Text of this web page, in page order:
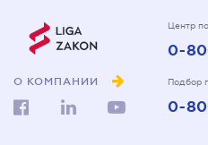
О КОМПАНИИ
Центр
0-
Подбор
0-